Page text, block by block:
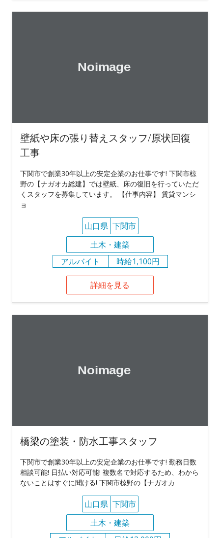
壁紙や床の張り替えスタッフ/原状回復
工事
下関市で創業30年以上の安定企業のお仕事です! 下関市椋
野の【ナガオカ総建】では壁紙、床の復旧を行っていただ
くスタッフを募集しています。 【仕事内容】 賃貸マンシ
ョ
山口県 下関市
土木・建築
アルバイト
時給1,100円
詳細を見る
橋梁の塗装・防水工事スタッフ
下関市で創業30年以上の安定企業のお仕事です! 勤務日数
相談可能! 日払い対応可能! 複数名で対応するため、わから
ないことはすぐに聞ける! 下関市椋野の【ナガオカ
山口県 下関市
土木・建築